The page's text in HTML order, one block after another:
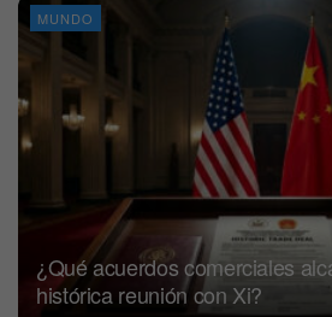
MUNDO
¿Qué acuerdos comerciales
histórica reunión con Xi?